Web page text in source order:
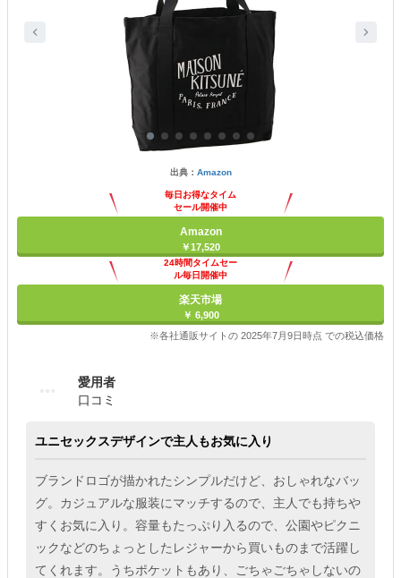
出典： Amazon
毎日お得なタイム
セール開催中
Amazon
￥17,520
24時間タイムセー
ル毎日開催中
楽天市場
￥ 6,900
※各社通販サイトの 2025年7月9日時点 での税込価格
愛用者
口コミ
ユニセックスデザインで主人もお気に入り
ブランドロゴが描かれたシンプルだけど、おしゃれなバッ
グ。カジュアルな服装にマッチするので、主人でも持ちや
すくお気に入り。容量もたっぷり入るので、公園やピクニ
ックなどのちょっとしたレジャーから買いものまで活躍し
てくれます。うちポケットもあり、ごちゃごちゃしないの